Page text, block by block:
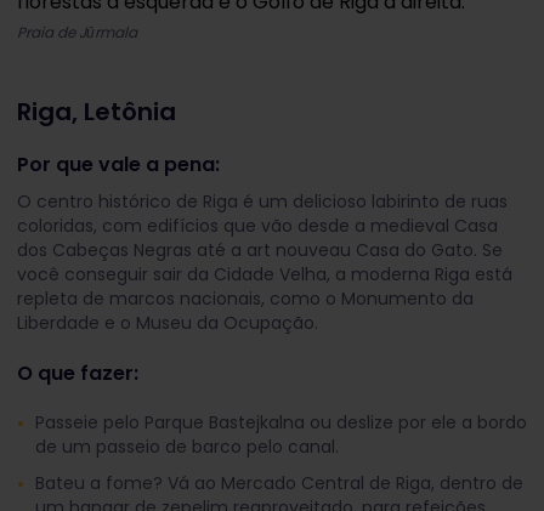
Praia de Jūrmala
Riga, Letônia
Por que vale a pena:
O centro histórico de Riga é um delicioso labirinto de ruas
coloridas, com edifícios que vão desde a medieval Casa
dos Cabeças Negras até a art nouveau Casa do Gato. Se
você conseguir sair da Cidade Velha, a moderna Riga está
repleta de marcos nacionais, como o Monumento da
Liberdade e o Museu da Ocupação.
O que fazer:
Passeie pelo Parque Bastejkalna ou deslize por ele a bordo
de um passeio de barco pelo canal.
Bateu a fome? Vá ao Mercado Central de Riga, dentro de